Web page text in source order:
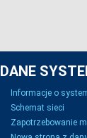
DANE
Informacje o
Schemat sieci
Zapotrzebowanie